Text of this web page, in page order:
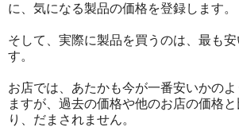
に、気になる製品の価格を登録します。
そして、実際に製品を買うのは、最も
す。
お店では、あたかも今が一番安いかの
ますが、過去の価格や他のお店の価格
り、だまされません。